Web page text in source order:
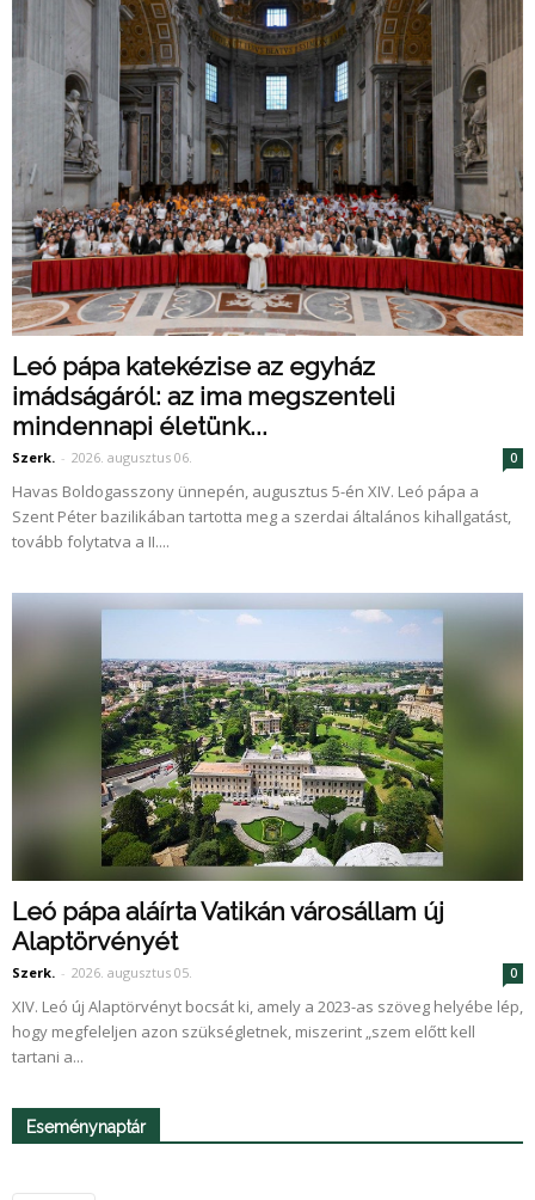
Leó pápa katekézise az egyház
imádságáról: az ima megszenteli
mindennapi életünk...
Szerk. - 2026. augusztus 06. 0
Havas Boldogasszony ünnepén, augusztus 5-én XIV. Leó pápa a
Szent Péter bazilikában tartotta meg a szerdai általános kihallgatást,
tovább folytatva a II....
Leó pápa aláírta Vatikán városállam új
Alaptörvényét
Szerk. - 2026. augusztus 05. 0
XIV. Leó új Alaptörvényt bocsát ki, amely a 2023-as szöveg helyébe lép,
hogy megfeleljen azon szükségletnek, miszerint „szem előtt kell
tartani a...
Eseménynaptár